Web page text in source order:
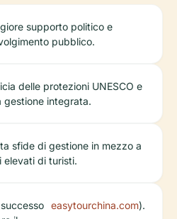
supporto politico e
pubblico.
delle protezioni UNESCO e
gestione integrata.
sfide di gestione in mezzo a
elevati di turisti.
easytourchina.com).